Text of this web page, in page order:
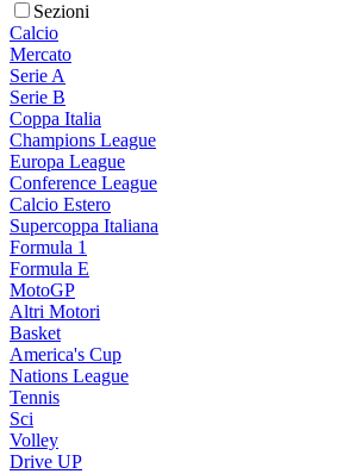
Sezioni
Calcio
Mercato
Serie A
Serie B
Coppa Italia
Champions League
Europa League
Conference League
Calcio Estero
Supercoppa Italiana
Formula 1
Formula E
MotoGP
Altri Motori
Basket
America's Cup
Nations League
Tennis
Sci
Volley
Drive UP